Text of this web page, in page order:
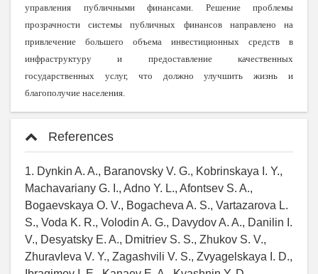
управления публичными финансами. Решение проблемы
прозрачности системы публичных финансов направлено на
привлечение большего объема инвестиционных средств в
инфраструктуру и предоставление качественных
государственных услуг, что должно улучшить жизнь и
благополучие населения.
References
1. Dynkin A. A., Baranovsky V. G., Kobrinskaya I. Y.,
Machavariany G. I., Adno Y. L., Afontsev S. A.,
Bogaevskaya O. V., Bogacheva A. S., Vartazarova L.
S., Voda K. R., Volodin A. G., Davydov A. A., Danilin I.
V., Desyatsky E. A., Dmitriev S. S., Zhukov S. V.,
Zhuravleva V. Y., Zagashvili V. S., Zvyagelskaya I. D.,